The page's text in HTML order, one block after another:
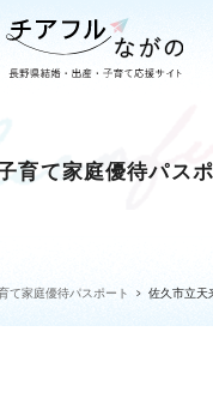
育て家庭優待パス
て家庭優待パスポート 佐久市立天